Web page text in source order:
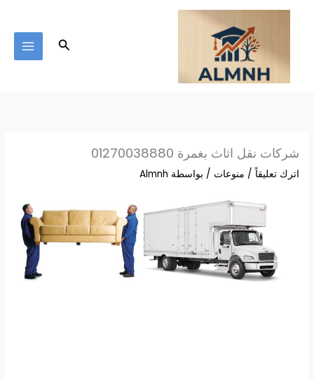
تخطي
البحث
شركات نقل اثاث بغمرة 01270038880
اترك تعليقاً / منوعات / بواسطة Almnh